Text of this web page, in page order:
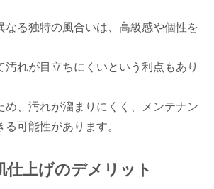
なる独特の風合いは、高級感や個性を
汚れが目立ちにくいという利点もあり
め、汚れが溜まりにくく、メンテナン
可能性があります。
仕上げのデメリット